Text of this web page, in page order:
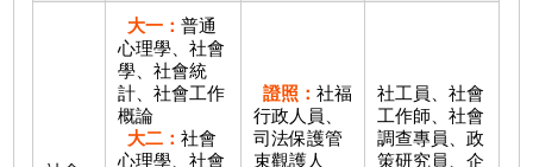
大一：普通
心理學、社會
學、社會統
計、社會工作
概論
大二：社會
心理學、社會
證照：社福
行政人員、
司法保護管
束觀護人
社工員、社會
工作師、社會
調查專員、政
策研究員、企